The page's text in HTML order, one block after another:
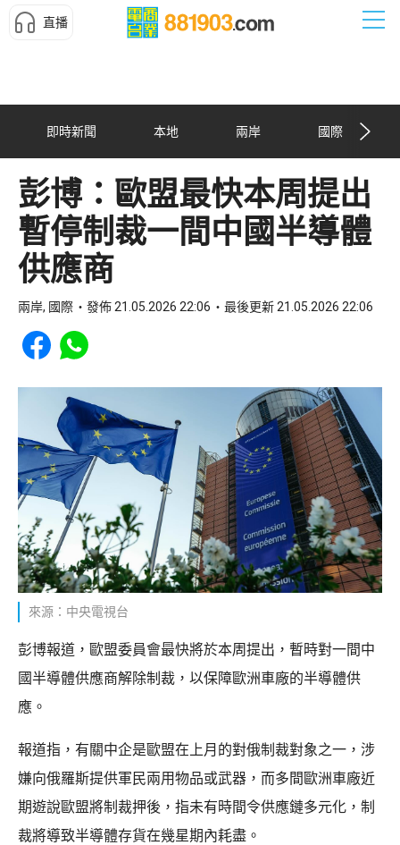
直播
即時新聞 本地 兩岸 國際
彭博：歐盟最快本周提出
暫停制裁一間中國半導體
供應商
兩岸, 國際 發佈 21.05.2026 22:06 最後更新 21.05.2026 22:06
Share to Facebook
Share to WhatsApp
來源：中央電視台
彭博報道，歐盟委員會最快將於本周提出，暫時對一間中
國半導體供應商解除制裁，以保障歐洲車廠的半導體供
應。
報道指，有關中企是歐盟在上月的對俄制裁對象之一，涉
嫌向俄羅斯提供軍民兩用物品或武器，而多間歐洲車廠近
期遊說歐盟將制裁押後，指未有時間令供應鏈多元化，制
裁將導致半導體存貨在幾星期內耗盡。